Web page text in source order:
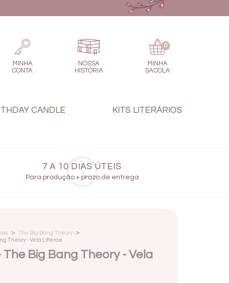
MINHA
CONTA
NOSSA
HISTÓRIA
MINHA
SACOLA
0
CANDLE KITS LITERÁRIOS
7 A 10 DIAS ÚTEIS
Para produção + prazo de entrega
> The Big Bang Theory >
Theory - Vela Litterae
Big Bang Theory - Vela